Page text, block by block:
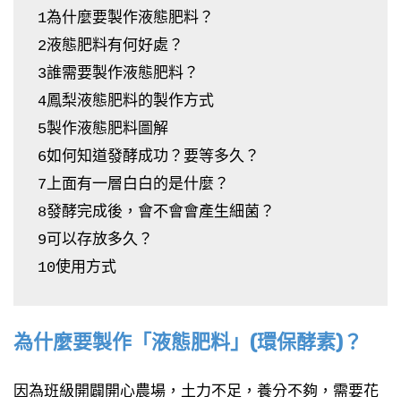
1為什麼要製作液態肥料？
2液態肥料有何好處？
3誰需要製作液態肥料？
4鳳梨液態肥料的製作方式
5製作液態肥料圖解
6如何知道發酵成功？要等多久？
7上面有一層白白的是什麼？
8發酵完成後，會不會會產生細菌？
9可以存放多久？
10使用方式
為什麼要製作「液態肥料」(環保酵素)？
因為班級開闢開心農場，土力不足，養分不夠，需要花